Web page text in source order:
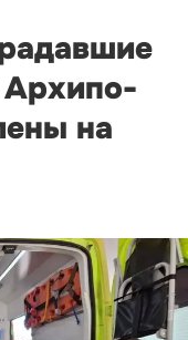
Архипо-
на